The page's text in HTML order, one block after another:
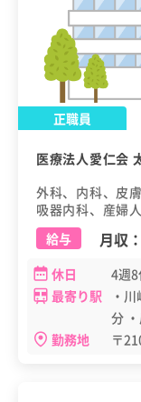
正職員
医療法人愛仁会
外科、内科、皮
吸器内科、産婦
科、消化器内科
尿器科、麻酔科
給与 月収：
休日
4週8
最寄り駅
・
分
勤務地
〒